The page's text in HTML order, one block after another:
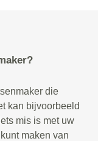
die
kan bijvoorbeeld
mis is met uw
maken van